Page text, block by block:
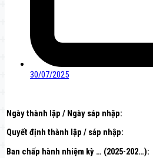
30/07/2025
Ngày thành lập / Ngày sáp nhập:
Quyết định thành lập / sáp nhập:
Ban chấp hành nhiệm kỳ … (2025-202…):